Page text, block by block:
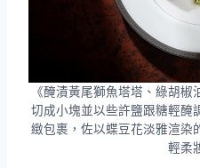
《醃漬黃尾獅魚塔塔、綠胡
切成小塊並以些許鹽跟糖輕醃
緻包裹，佐以蝶豆花淡雅渲染
輕柔